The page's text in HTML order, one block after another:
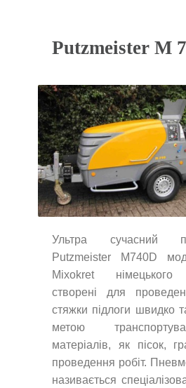
Putzmeister M
Ультра сучасний
Putzmeister M740D
Mixokret німецького
створені для
стяжки підлоги швидко
метою
матеріалів, як пісок,
проведення робіт.
називається